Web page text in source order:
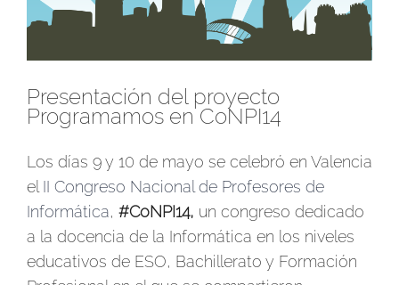
Presentación del proyecto
Programamos en CoNPI14
Los días 9 y 10 de mayo se celebró en Valencia
elII Congreso Nacional de Profesores de
Informática, #CoNPI14, un congreso dedicado
a la docencia de la Informática en los niveles
educativos de ESO, Bachillerato y Formación